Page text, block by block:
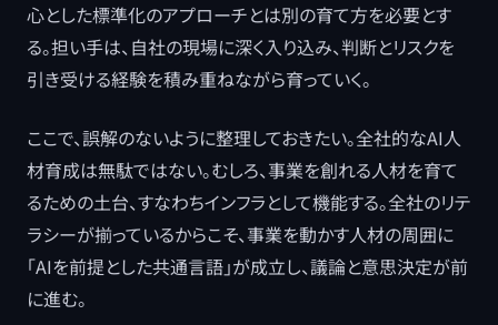
心とした標準化のアプローチとは別の育て方を必要とす
る。担い手は、自社の現場に深く入り込み、判断とリスクを
引き受ける経験を積み重ねながら育っていく。
ここで、誤解のないように整理しておきたい。全社的なAI人
材育成は無駄ではない。むしろ、事業を創れる人材を育て
るための土台、すなわちインフラとして機能する。全社のリテ
ラシーが揃っているからこそ、事業を動かす人材の周囲に
「AIを前提とした共通言語」が成立し、議論と意思決定が前
に進む。